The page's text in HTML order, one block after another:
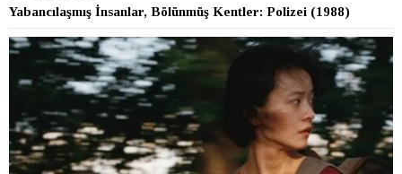
Yabancılaşmış İnsanlar, Bölünmüş Kentler: Polizei (1988)